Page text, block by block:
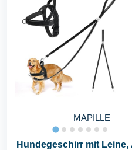
MAPILLE
Hundegeschirr mit